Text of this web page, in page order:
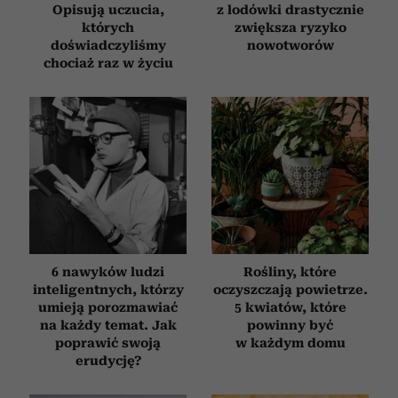
Opisują uczucia,
których
doświadczyliśmy
chociaż raz w życiu
z lodówki drastycznie
zwiększa ryzyko
nowotworów
6 nawyków ludzi
inteligentnych, którzy
umieją porozmawiać
na każdy temat. Jak
poprawić swoją
erudycję?
Rośliny, które
oczyszczają powietrze.
5 kwiatów, które
powinny być
w każdym domu